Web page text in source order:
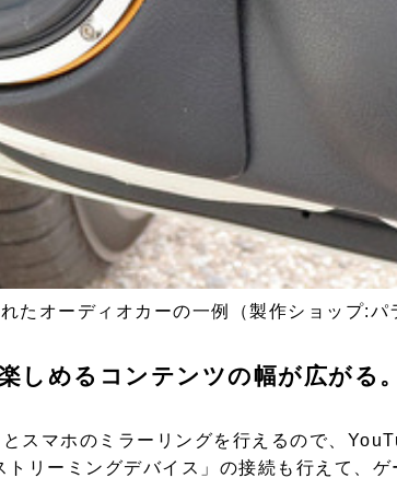
たオーディオカーの一例（製作ショップ:パ
しめるコンテンツの幅が広がる
スマホのミラーリングを行えるので、
リーミングデバイス」の接続も行えて、